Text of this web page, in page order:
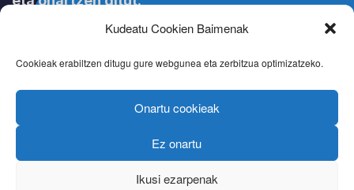
Kudeatu Cookien Baimenak
Cookieak erabiltzen ditugu gure webgunea eta zerbitzua optimizatzeko.
Onartu cookieak
Ez onartu
Ikusi ezarpenak
confidentialité|Privacy policy